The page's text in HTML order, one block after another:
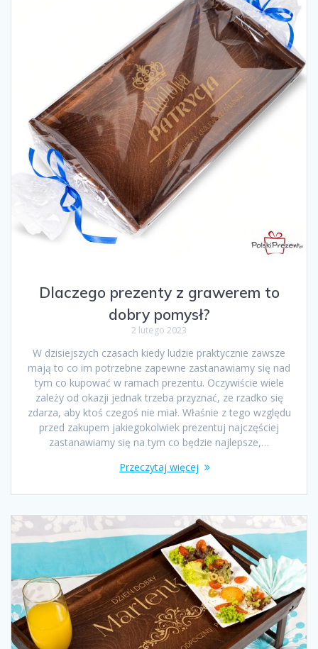
Dlaczego prezenty z grawerem to
dobry pomysł?
2 lutego 2023
W dzisiejszych czasach kiedy ludzie praktycznie zawsze
mają to co im potrzebne zapewne zastanawiamy się nad
tym co kupować w ramach prezentu. Oczywiście wiele
zależy od okazji jednak trzeba przyznać, ze rzadko się
zdarza, aby ktoś czegoś nie miał. Właśnie z tego względu
przed zakupem jakiegokolwiek prezentuj najczęściej
zastanawiamy się na tym co będzie najlepsze,…
Przeczytaj więcej